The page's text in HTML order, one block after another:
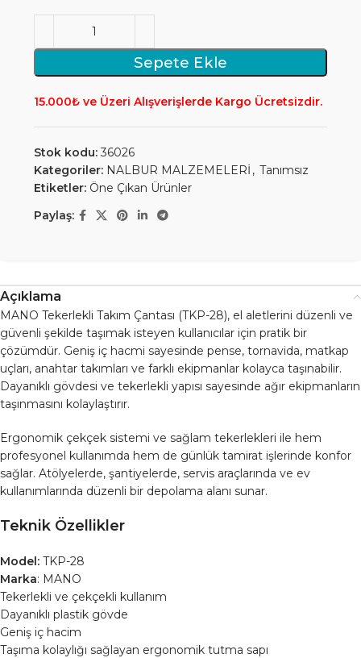
Sepete Ekle
15.000₺ ve Üzeri Alışverişlerde Kargo Ücretsizdir.
Stok kodu:36026
Kategoriler: NALBUR MALZEMELERİ , Tanımsız
Etiketler: Öne Çıkan Ürünler
Paylaş:
Açıklama
MANO Tekerlekli Takım Çantası (TKP-28), el aletlerini düzenli ve
güvenli şekilde taşımak isteyen kullanıcılar için pratik bir
çözümdür. Geniş iç hacmi sayesinde pense, tornavida, matkap
uçları, anahtar takımları ve farklı ekipmanlar kolayca taşınabilir.
Dayanıklı gövdesi ve tekerlekli yapısı sayesinde ağır ekipmanların
taşınmasını kolaylaştırır.
Ergonomik çekçek sistemi ve sağlam tekerlekleri ile hem
profesyonel kullanımda hem de günlük tamirat işlerinde konfor
sağlar. Atölyelerde, şantiyelerde, servis araçlarında ve ev
kullanımlarında düzenli bir depolama alanı sunar.
Teknik Özellikler
Model: TKP-28
Marka: MANO
Tekerlekli ve çekçekli kullanım
Dayanıklı plastik gövde
Geniş iç hacim
Taşıma kolaylığı sağlayan ergonomik tutma sapı